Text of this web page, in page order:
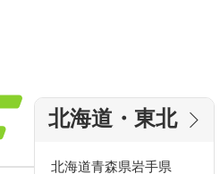
北海道・東北
北海道青森県岩手県